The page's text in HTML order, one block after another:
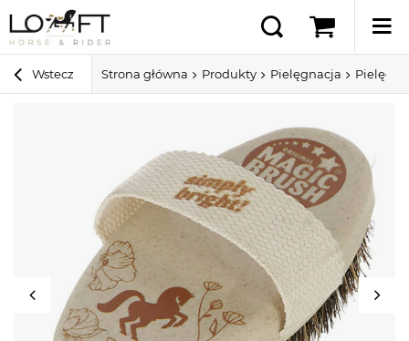
Wstecz Strona główna Produkty Pielęgnacja